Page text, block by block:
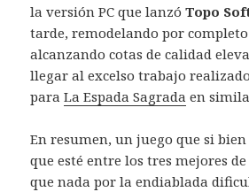
la versión PC que lanzóTopo
tarde, remodelando por
alcanzando cotas de calidad
llegar al excelso trabajo
paraLa Espada Sagrada en
En resumen, un juego que si
que esté entre los tres mejores
que nada por la endiablada